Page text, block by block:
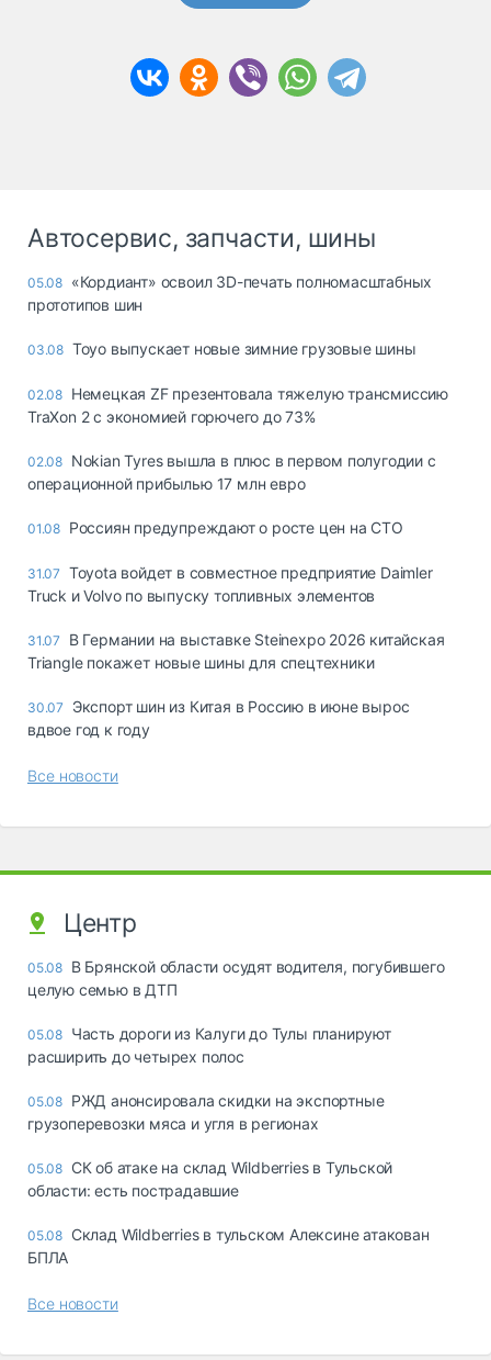
Автосервис, запчасти, шины
05.08 «Кордиант» освоил 3D-печать полномасштабных
прототипов шин
03.08 Toyo выпускает новые зимние грузовые шины
02.08 Немецкая ZF презентовала тяжелую трансмиссию
TraXon 2 с экономией горючего до 73%
02.08 Nokian Tyres вышла в плюс в первом полугодии с
операционной прибылью 17 млн евро
01.08 Россиян предупреждают о росте цен на СТО
31.07 Toyota войдет в совместное предприятие Daimler
Truck и Volvo по выпуску топливных элементов
31.07
В Германии на выставке Steinexpo 2026 китайская
Triangle покажет новые шины для спецтехники
30.07
Экспорт шин из Китая в Россию в июне вырос
вдвое год к году
Все новости
Центр
05.08 В Брянской области осудят водителя, погубившего
целую семью в ДТП
05.08 Часть дороги из Калуги до Тулы планируют
расширить до четырех полос
05.08 РЖД анонсировала скидки на экспортные
грузоперевозки мяса и угля в регионах
05.08 СК об атаке на склад Wildberries в Тульской
области: есть пострадавшие
05.08 Склад Wildberries в тульском Алексине атакован
БПЛА
Все новости